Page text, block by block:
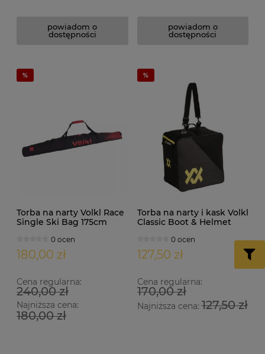
powiadom o
dostępności
powiadom o
dostępności
Torba na narty Volkl Race
Single Ski Bag 175cm
0 ocen
180,00 zł
Cena regularna:
240,00 zł
Najniższa cena:
180,00 zł
Torba na narty i kask Volkl
Classic Boot & Helmet
0 ocen
127,50 zł
Cena regularna:
170,00 zł
Najniższa cena:127,50 zł